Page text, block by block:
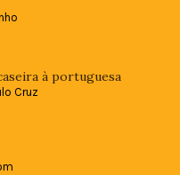
à portuguesa
Cruz